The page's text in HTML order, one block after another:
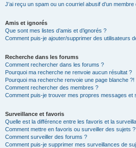
J’ai reçu un spam ou un courriel abusif d’un
Amis et ignorés
Que sont mes listes d’amis et d’ignorés ?
Comment puis-je ajouter/supprimer des utilisateurs
Recherche dans les forums
Comment rechercher dans les forums ?
Pourquoi ma recherche ne renvoie aucun résultat ?
Pourquoi ma recherche renvoie une page blanche ?!
Comment rechercher des membres ?
Comment puis-je trouver mes propres messages et
Surveillance et favoris
Quelle est la différence entre les favoris et la
Comment mettre en favoris ou surveiller des sujets ?
Comment surveiller des forums ?
Comment puis-je supprimer mes surveillances de